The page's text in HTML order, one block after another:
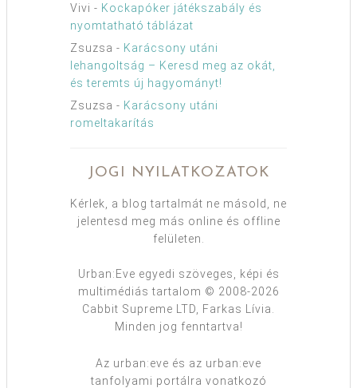
Vivi - Kockapóker játékszabály és
nyomtatható táblázat
Zsuzsa - Karácsony utáni
lehangoltság – Keresd meg az okát,
és teremts új hagyományt!
Zsuzsa - Karácsony utáni
romeltakarítás
JOGI NYILATKOZATOK
Kérlek, a blog tartalmát ne másold, ne
jelentesd meg más online és offline
felületen.
Urban:Eve egyedi szöveges, képi és
multimédiás tartalom © 2008-2026
Cabbit Supreme LTD, Farkas Lívia.
Minden jog fenntartva!
Az urban:eve és az urban:eve
tanfolyami portálra vonatkozó